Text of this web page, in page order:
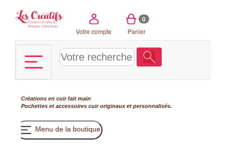
Votre compte
0
Panier
Créations en cuir fait main
Pochettes et accessoires cuir originaux et personnalisés.
Menu de la boutique